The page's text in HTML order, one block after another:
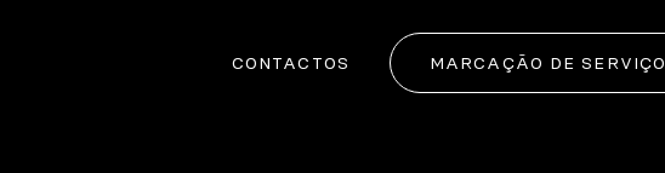
CONTACTOS MARCAÇÃO DE SERVIÇO